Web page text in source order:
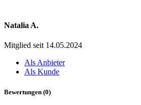
Natalia A.
Mitglied seit 14.05.2024
Als Anbieter
Als Kunde
Bewertungen (0)